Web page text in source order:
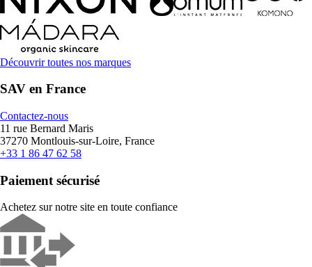
Découvrir toutes nos marques
SAV en France
Contactez-nous
11 rue Bernard Maris
37270 Montlouis-sur-Loire, France
+33 1 86 47 62 58
Paiement sécurisé
Achetez sur notre site en toute confiance